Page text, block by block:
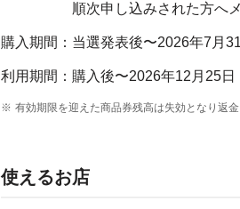
順次申し込みされた方へ
購入期間： 当選発表後〜2026年7月
利用期間： 購入後〜2026年12月25日
有効期限を迎えた商品券残高は失効となり返金
使えるお店